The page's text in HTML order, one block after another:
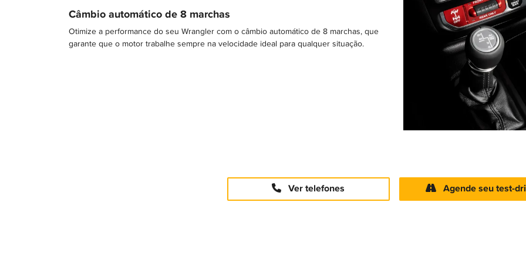
Câmbio automático de 8 marchas
Otimize a performance do seu Wrangler com o câmbio automático de 8 marchas, que
garante que o motor trabalhe sempre na velocidade ideal para qualquer situação.
Ver telefones Agende seu test-